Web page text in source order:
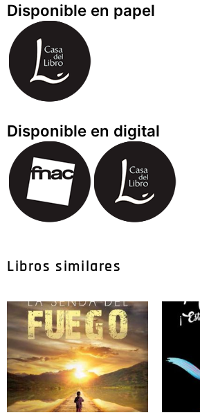
Disponible en papel
Disponible en digital
Libros similares